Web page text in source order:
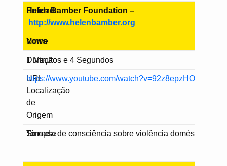
Entidade
Helen Bamber Foundation –
http://www.helenbamber.org
Nome
Vows
Duração
1 Minutos e 4 Segundos
URL
Localização
de
Origem
https://www.youtube.com/watch?v=92z8epzHOLU
Sinopse
Tomada de consciência sobre violência doméstica.